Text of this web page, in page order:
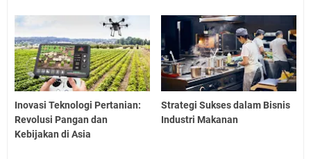
Inovasi Teknologi Pertanian:
Revolusi Pangan dan
Kebijakan di Asia
Strategi Sukses dalam Bisnis
Industri Makanan